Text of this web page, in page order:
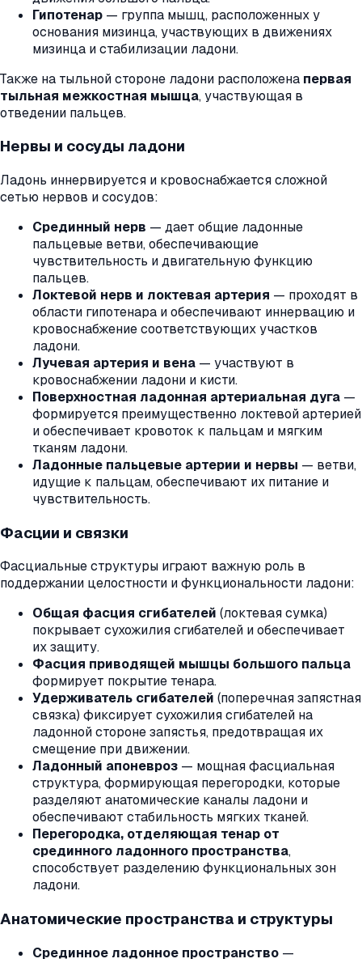
Гипотенар — группа мышц, расположенных у
основания мизинца, участвующих в движениях
мизинца и стабилизации ладони.
Также на тыльной стороне ладони расположена первая
тыльная межкостная мышца, участвующая в
отведении пальцев.
Нервы и сосуды ладони
Ладонь иннервируется и кровоснабжается сложной
сетью нервов и сосудов:
Срединный нерв — дает общие ладонные
пальцевые ветви, обеспечивающие
чувствительность и двигательную функцию
пальцев.
Локтевой нерв и локтевая артерия — проходят в
области гипотенара и обеспечивают иннервацию и
кровоснабжение соответствующих участков
ладони.
Лучевая артерия и вена — участвуют в
кровоснабжении ладони и кисти.
Поверхностная ладонная артериальная дуга —
формируется преимущественно локтевой артерией
и обеспечивает кровоток к пальцам и мягким
тканям ладони.
Ладонные пальцевые артерии и нервы — ветви,
идущие к пальцам, обеспечивают их питание и
чувствительность.
Фасции и связки
Фасциальные структуры играют важную роль в
поддержании целостности и функциональности ладони:
Общая фасция сгибателей (локтевая сумка)
покрывает сухожилия сгибателей и обеспечивает
их защиту.
Фасция приводящей мышцы большого пальца
формирует покрытие тенара.
Удерживатель сгибателей (поперечная запястная
связка) фиксирует сухожилия сгибателей на
ладонной стороне запястья, предотвращая их
смещение при движении.
Ладонный апоневроз — мощная фасциальная
структура, формирующая перегородки, которые
разделяют анатомические каналы ладони и
обеспечивают стабильность мягких тканей.
Перегородка, отделяющая тенар от
срединного ладонного пространства,
способствует разделению функциональных зон
ладони.
Анатомические пространства и структуры
Срединное ладонное пространство —